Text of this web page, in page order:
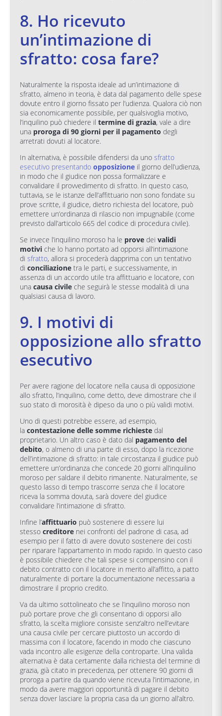
8. Ho ricevuto
un’intimazione di
sfratto: cosa fare?
Naturalmente la risposta ideale ad un’intimazione di
sfratto, almeno in teoria, è data dal pagamento delle spese
dovute entro il giorno fissato per l’udienza. Qualora ciò non
sia economicamente possibile, per qualsivoglia motivo,
l’inquilino può chiedere il termine di grazia, vale a dire
una proroga di 90 giorni per il pagamento degli
arretrati dovuti al locatore.
In alternativa, è possibile difendersi da uno sfratto
esecutivo presentando opposizione il giorno dell’udienza,
in modo che il giudice non possa formalizzare e
convalidare il provvedimento di sfratto. In questo caso,
tuttavia, se le istanze dell’affittuario non sono fondate su
prove scritte, il giudice, dietro richiesta del locatore, può
emettere un’ordinanza di rilascio non impugnabile (come
previsto dall’articolo 665 del codice di procedura civile).
Se invece l’inquilino moroso ha le prove dei validi
motivi che lo hanno portato ad opporsi all’intimazione
di sfratto, allora si procederà dapprima con un tentativo
di conciliazione tra le parti, e successivamente, in
assenza di un accordo utile tra affittuario e locatore, con
una causa civile che seguirà le stesse modalità di una
qualsiasi causa di lavoro.
9. I motivi di
opposizione allo sfratto
esecutivo
Per avere ragione del locatore nella causa di opposizione
allo sfratto, l’inquilino, come detto, deve dimostrare che il
suo stato di morosità è dipeso da uno o più validi motivi.
Uno di questi potrebbe essere, ad esempio,
la contestazione delle somme richieste dal
proprietario. Un altro caso è dato dal pagamento del
debito, o almeno di una parte di esso, dopo la ricezione
dell’intimazione di sfratto: in tale circostanza il giudice può
emettere un’ordinanza che concede 20 giorni all’inquilino
moroso per saldare il debito rimanente. Naturalmente, se
questo lasso di tempo trascorre senza che il locatore
riceva la somma dovuta, sarà dovere del giudice
convalidare l’intimazione di sfratto.
Infine l’affittuario può sostenere di essere lui
stesso creditore nei confronti del padrone di casa, ad
esempio per il fatto di avere dovuto sostenere dei costi
per riparare l’appartamento in modo rapido. In questo caso
è possibile chiedere che tali spese si compensino con il
debito contratto con il locatore in merito all’affitto, a patto
naturalmente di portare la documentazione necessaria a
dimostrare il proprio credito.
Va da ultimo sottolineato che se l’inquilino moroso non
può portare prove che gli consentano di opporsi allo
sfratto, la scelta migliore consiste senz’altro nell’evitare
una causa civile per cercare piuttosto un accordo di
massima con il locatore, facendo in modo che ciascuno
vada incontro alle esigenze della controparte. Una valida
alternativa è data certamente dalla richiesta del termine di
grazia, già citato in precedenza, per ottenere 90 giorni di
proroga a partire da quando viene ricevuta l’intimazione, in
modo da avere maggiori opportunità di pagare il debito
senza dover lasciare la propria casa da un giorno all’altro.